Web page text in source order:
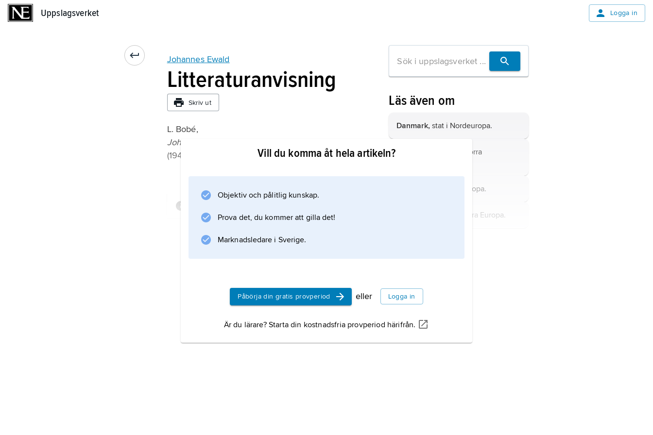
Uppslagsverket Logga in
Johannes Ewald
Litteraturanvisning
Skriv ut
L. Bobé,
Johannes Ewald: Biografiska studier
(1943);
Vill du komma åt hela artikeln?
Objektiv och pålitlig kunskap.
Prova det, du kommer att gilla det!
Marknadsledare i Sverige.
Påbörja din gratis provperiod eller Logga in
Är du lärare? Starta din kostnadsfria provperiod härifrån.
Läs även om
Danmark, stat i Nordeuropa.
republik i norra
stat i Nordeuropa.
stat i sydöstra Europa.